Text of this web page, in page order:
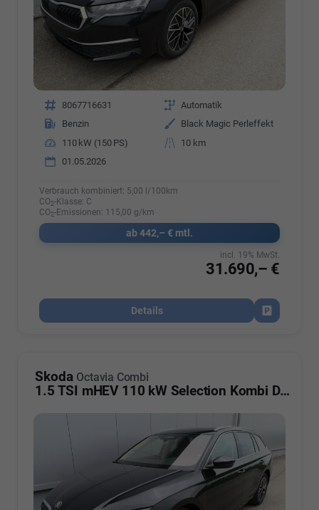
Fahrzeugnr. 8067716631 Getriebe Automatik
Kraftstoff
Benzin Außenfarbe
Black Magic Perleffekt
Leistung
110 kW (150 PS) Kilometerstand
10 km
01.05.2026
Verbrauch kombiniert: 5,00 l/100km
CO2-Klasse: C
CO2-Emissionen: 115,00 g/km
ab 442,– € mtl.
31.690,– €
incl. 19% MwSt.
Details
Fahrzeug
Skoda Octavia Combi
1.5 TSI mHEV 110 kW Selection Kombi DSG ABT AHK ACC Kamera Sunset